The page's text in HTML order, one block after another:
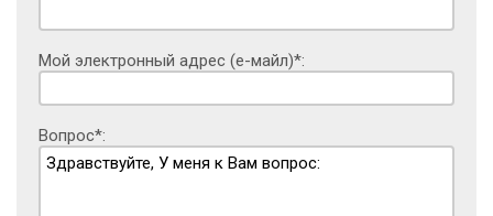
Мой электронный адрес (е-майл)*:
Вопрос*: